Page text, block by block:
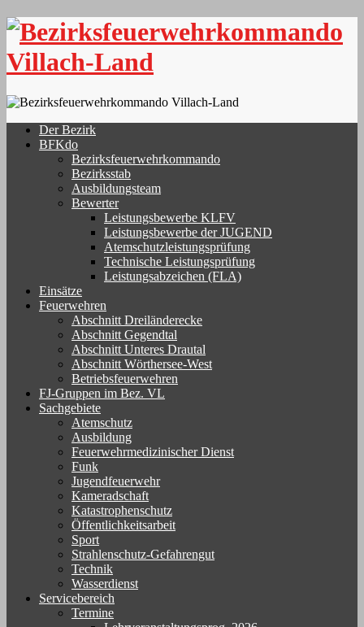
Skip
content
Der Bezirk
BFKdo
Bezirksfeuerwehrkommando
Bezirksstab
Ausbildungsteam
Bewerter
Leistungsbewerbe KLFV
Leistungsbewerbe der JUGEND
Atemschutzleistungsprüfung
Technische Leistungsprüfung
Leistungsabzeichen (FLA)
Einsätze
Feuerwehren
Abschnitt Dreiländerecke
Abschnitt Gegendtal
Abschnitt Unteres Drautal
Abschnitt Wörthersee-West
Betriebsfeuerwehren
FJ-Gruppen im Bez. VL
Sachgebiete
Atemschutz
Ausbildung
Feuerwehrmedizinischer Dienst
Funk
Jugendfeuerwehr
Kameradschaft
Katastrophenschutz
Öffentlichkeitsarbeit
Sport
Strahlenschutz-Gefahrengut
Technik
Wasserdienst
Servicebereich
Termine